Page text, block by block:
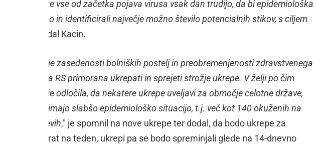
ki se že vse od začetka pojava virusa vsak dan trudijo, da bi epidemiološka
natančno in identificirali največje možno število potencialnih stikov, s ciljem
," je povedal Kacin.
okužb, večje zasedenosti bolniških postelj in preobremenjenosti zdravstvenega
je bila Vlada RS primorana ukrepati in sprejeti strožje ukrepe. V želji po čim
življenja se je odločila, da nekatere ukrepe uveljavi za območje celotne države,
na regije, ki imajo slabšo epidemiološko situacijo, t.j. več kot 140 okuženih na
14 dnevih," je spomnil na nove ukrepe ter dodal, da bodo ukrepe za
vsaj enkrat na teden, ukrepi pa se bodo spreminjali glede na 14-dnevno